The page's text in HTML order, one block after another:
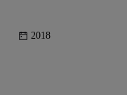
2018